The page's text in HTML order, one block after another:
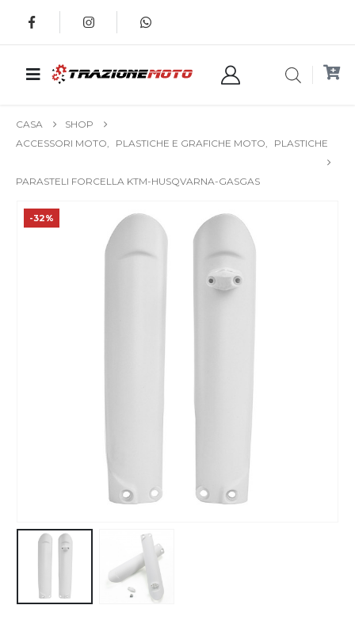
CASA
SHOP
ACCESSORI MOTO
PLASTICHE E GRAFICHE MOTO PLASTICHE
PARASTELI FORCELLA KTM-HUSQVARNA-GASGAS
-32%